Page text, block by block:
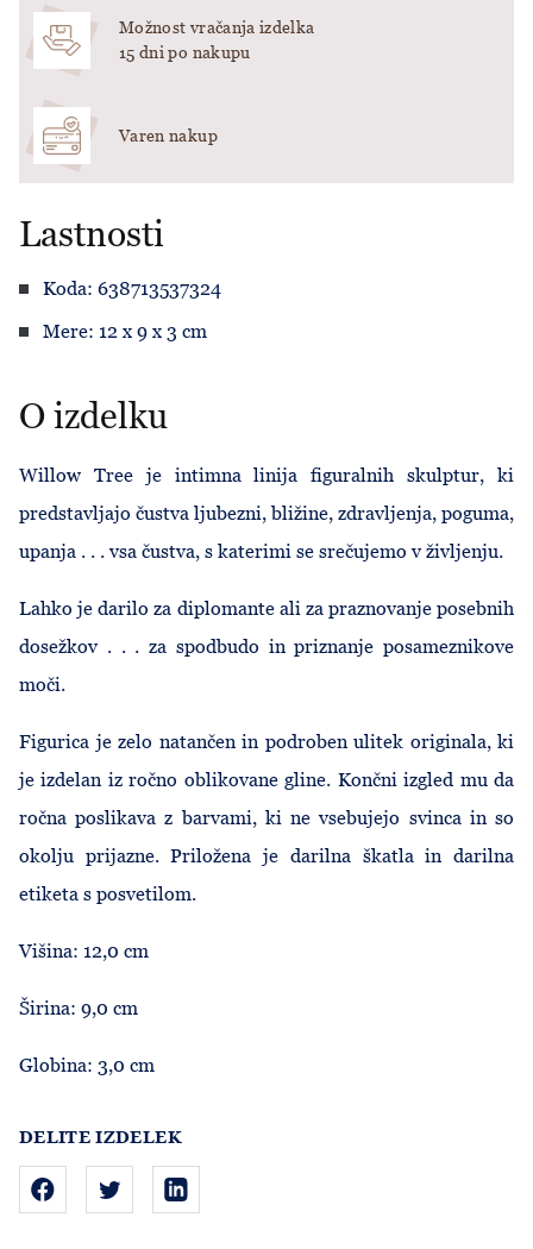
Možnost vračanja izdelka
15 dni po nakupu
Varen nakup
DELITE IZDELEK
Lastnosti
Koda: 638713537324
Mere: 12 x 9 x 3 cm
O izdelku
Willow Tree je intimna linija figuralnih skulptur, ki
predstavljajo čustva ljubezni, bližine, zdravljenja, poguma,
upanja . . . vsa čustva, s katerimi se srečujemo v življenju.
Lahko je darilo za diplomante ali za praznovanje posebnih
dosežkov . . . za spodbudo in priznanje posameznikove
moči.
Figurica je zelo natančen in podroben ulitek originala, ki
je izdelan iz ročno oblikovane gline. Končni izgled mu da
ročna poslikava z barvami, ki ne vsebujejo svinca in so
okolju prijazne. Priložena je darilna škatla in darilna
etiketa s posvetilom.
Višina: 12,0 cm
Širina: 9,0 cm
Globina: 3,0 cm